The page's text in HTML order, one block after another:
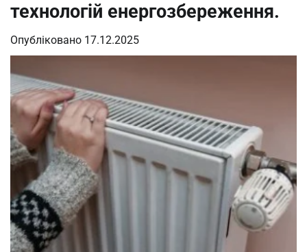
технологій енергозбереження.
Опубліковано 17.12.2025